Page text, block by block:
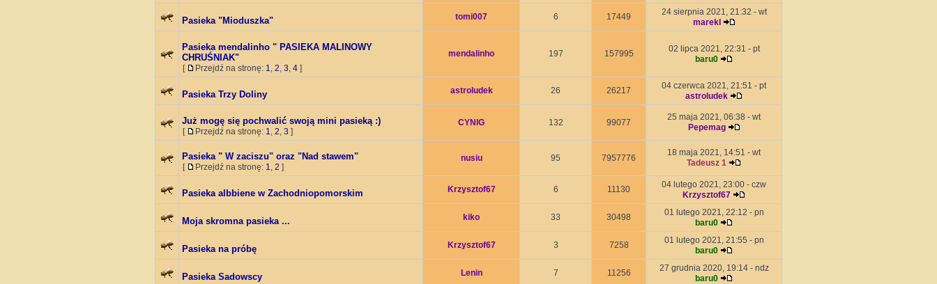
Pasieka "Mioduszka" tomi007 6 17449
24 sierpnia 2021, 21:32 - wt
marekl
Pasieka mendalinho " PASIEKA MALINOWY
CHRUŚNIAK"
[ Przejdź na stronę: 1, 2, 3, 4 ]
mendalinho 197 157995
02 lipca 2021, 22:31 - pt
baru0
Pasieka Trzy Doliny astroludek 26 26217
04 czerwca 2021, 21:51 - pt
astroludek
Już mogę się pochwalić swoją mini pasieką :)
[ Przejdź na stronę: 1, 2, 3 ]
CYNIG 132 99077
25 maja 2021, 06:38 - wt
Pepemag
Pasieka " W zaciszu" oraz "Nad stawem"
[ Przejdź na stronę: 1, 2 ]
nusiu 95 7957776
18 maja 2021, 14:51 - wt
Tadeusz 1
Pasieka albbiene w Zachodniopomorskim Krzysztof67 6 11130
04 lutego 2021, 23:00 - czw
Krzysztof67
Moja skromna pasieka ... kiko 33 30498
01 lutego 2021, 22:12 - pn
baru0
Pasieka na próbę Krzysztof67 3 7258
01 lutego 2021, 21:55 - pn
baru0
Pasieka Sadowscy Lenin 7 11256
27 grudnia 2020, 19:14 - ndz
baru0